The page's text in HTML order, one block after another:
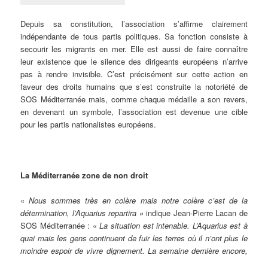
Depuis sa constitution, l’association s’affirme clairement
indépendante de tous partis politiques. Sa fonction consiste à
secourir les migrants en mer. Elle est aussi de faire connaître
leur existence que le silence des dirigeants européens n’arrive
pas à rendre invisible. C’est précisément sur cette action en
faveur des droits humains que s’est construite la notoriété de
SOS Méditerranée mais, comme chaque médaille a son revers,
en devenant un symbole, l’association est devenue une cible
pour les partis nationalistes européens.
La Méditerranée zone de non droit
«Nous sommes très en colère mais notre colère c’est de la
détermination, l’Aquarius repartira » indique Jean-Pierre Lacan de
SOS Méditerranée : «La situation est intenable. L’Aquarius est à
quai mais les gens continuent de fuir les terres où il n’ont plus le
moindre espoir de vivre dignement. La semaine dernière encore,